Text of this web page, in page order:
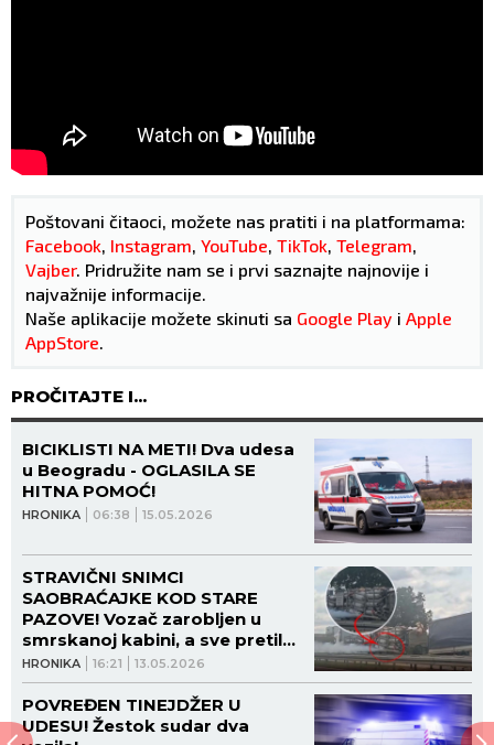
Poštovani čitaoci, možete nas pratiti i na platformama:
Facebook, Instagram, YouTube, TikTok, Telegram,
Vajber. Pridružite nam se i prvi saznajte najnovije i
najvažnije informacije.
Naše aplikacije možete skinuti sa Google Play i Apple
AppStore.
PROČITAJTE I...
HRONIKA 06:38 15.05.2026
BICIKLISTI NA METI! Dva udesa
u Beogradu - OGLASILA SE
HITNA POMOĆ!
HRONIKA 16:21 13.05.2026
STRAVIČNI SNIMCI
SAOBRAĆAJKE KOD STARE
PAZOVE! Vozač zarobljen u
smrskanoj kabini, a sve pretilo
da eksplodira (VIDEO)
POVREĐEN TINEJDŽER U
UDESU! Žestok sudar dva